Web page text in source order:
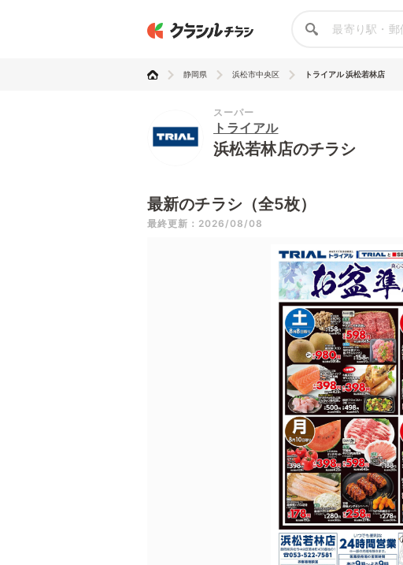
静岡県 浜松市中央区 トライアル 浜松若林店
スーパー
トライアル
浜松若林店のチラシ
最新のチラシ（全5枚）
最終更新：2026/08/08